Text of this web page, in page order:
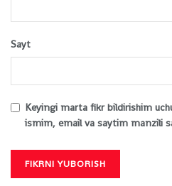
Sayt
Keyingi marta fikr bildirishim
ismim, email va saytim manzili